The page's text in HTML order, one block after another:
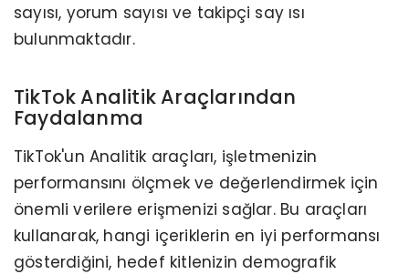
sayısı, yorum sayısı ve takipçi say ısı
bulunmaktadır.
TikTok Analitik Araçlarından
Faydalanma
TikTok'un Analitik araçları, işletmenizin
performansını ölçmek ve değerlendirmek için
önemli verilere erişmenizi sağlar. Bu araçları
kullanarak, hangi içeriklerin en iyi performansı
gösterdiğini, hedef kitlenizin demografik